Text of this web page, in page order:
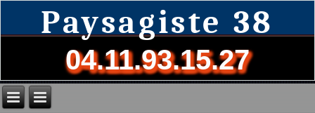
Paysagiste 38
04.11.93.15.27